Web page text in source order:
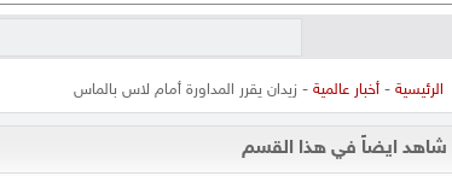
الرئيسية -أخبار عالمية - زيدان يقرر المداورة أمام لاس بالماس
شاهد ايضاً في هذا القسم